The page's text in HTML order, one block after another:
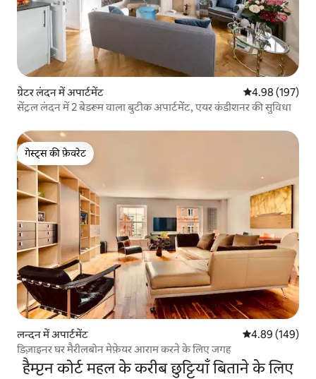
ग्रेटर लंदन में अपार्टमेंट औसत रेटिंग 5 में से
4.98 (197)
सेंट्रल लंदन में 2 बेडरूम वाला बुटीक अपार्टमेंट, एयर कंडीशनर की सुविधा
गेस्ट्स की फ़ेवरेट
गेस्ट्स की फ़ेवरेट
लन्दन में अपार्टमेंट औसत रेटिंग 5 में से
4.89 (149)
डिज़ाइनर घर मैरीलबोन मेफ़ेयर आराम करने के लिए जगह
हैम्प्टन कोर्ट महल के करीब छुट्टियाँ बिताने के लिए